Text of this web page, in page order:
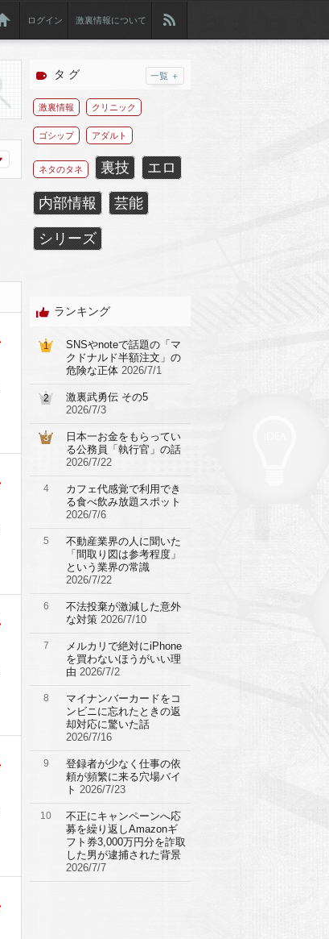
ログイン 激裏情報について
タ グ 一覧 ＋
激裏情報 クリニック
ゴシップ アダルト
ネタのタネ 裏技 エロ
内部情報 芸能
シリーズ
ランキング
1
SNSやnoteで話題の「マ
クドナルド半額注文」の
危険な正体 2026/7/1
2
激裏武勇伝 その5
2026/7/3
3
日本一お金をもらってい
る公務員「執行官」の話
2026/7/22
4
カフェ代感覚で利用でき
る食べ飲み放題スポット
2026/7/6
5
不動産業界の人に聞いた
「間取り図は参考程度」
という業界の常識
2026/7/22
6
不法投棄が激減した意外
な対策 2026/7/10
7
メルカリで絶対にiPhone
を買わないほうがいい理
由 2026/7/2
8
マイナンバーカードをコ
ンビニに忘れたときの返
却対応に驚いた話
2026/7/16
9
登録者が少なく仕事の依
頼が頻繁に来る穴場バイ
ト 2026/7/23
10
不正にキャンペーンへ応
募を繰り返しAmazonギ
フト券3,000万円分を詐取
した男が逮捕された背景
2026/7/7